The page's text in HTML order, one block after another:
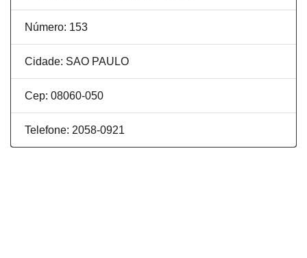
Número: 153
Cidade: SAO PAULO
Cep: 08060-050
Telefone: 2058-0921